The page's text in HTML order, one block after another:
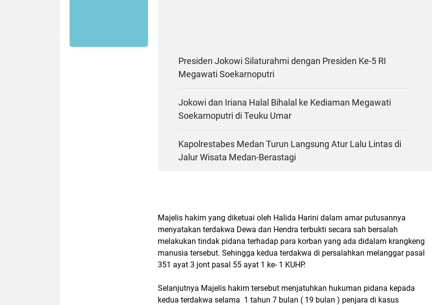
Presiden Jokowi Silaturahmi dengan Presiden Ke-5 RI
Megawati Soekarnoputri
Jokowi dan Iriana Halal Bihalal ke Kediaman Megawati
Soekarnoputri di Teuku Umar
Kapolrestabes Medan Turun Langsung Atur Lalu Lintas di
Jalur Wisata Medan-Berastagi
Majelis hakim yang diketuai oleh Halida Harini dalam amar putusannya
menyatakan terdakwa Dewa dan Hendra terbukti secara sah bersalah
melakukan tindak pidana terhadap para korban yang ada didalam krangkeng
manusia tersebut. Sehingga kedua terdakwa di persalahkan melanggar pasal
351 ayat 3 jont pasal 55 ayat 1 ke- 1 KUHP.
Selanjutnya Majelis hakim tersebut menjatuhkan hukuman pidana kepada
kedua terdakwa selama 1 tahun 7 bulan ( 19 bulan ) penjara di kasus